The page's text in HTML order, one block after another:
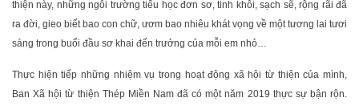
thiện này, những ngôi trường tiểu học đơn sơ, tinh khôi, sạch sẽ, rộng rãi đã
ra đời, gieo biết bao con chữ, ươm bao nhiêu khát vọng về một tương lai tươi
sáng trong buổi đầu sơ khai đến trưởng của mỗi em nhỏ…
Thực hiện tiếp những nhiệm vụ trong hoạt động xã hội từ thiện của mình,
Ban Xã hội từ thiện Thép Miền Nam đã có một năm 2019 thực sự bận rộn.